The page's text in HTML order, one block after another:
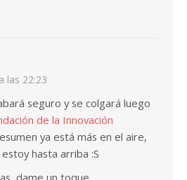
las 22:23
seguro y se colgará luego
de la Innovación
ya está más en el aire,
hasta arriba :S